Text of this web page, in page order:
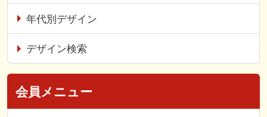
年代別デザイン
デザイン検索
会員メニュー